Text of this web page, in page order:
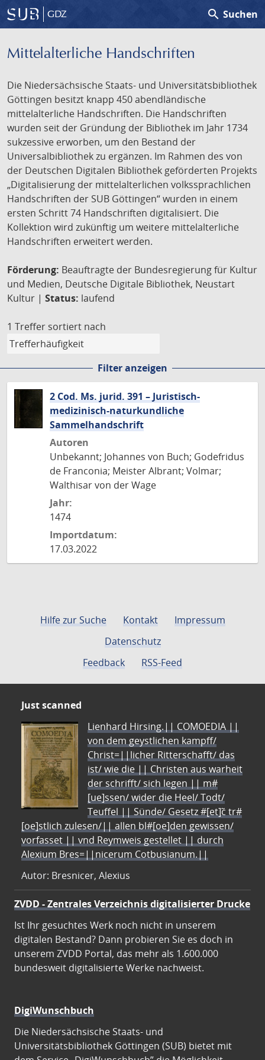
GDZ search Suchen
Mittelalterliche Handschriften
Die Niedersächsische Staats- und Universitätsbibliothek
Göttingen besitzt knapp 450 abendländische
mittelalterliche Handschriften. Die Handschriften
wurden seit der Gründung der Bibliothek im Jahr 1734
sukzessive erworben, um den Bestand der
Universalbibliothek zu ergänzen. Im Rahmen des von
der Deutschen Digitalen Bibliothek geförderten Projekts
„Digitalisierung der mittelalterlichen volkssprachlichen
Handschriften der SUB Göttingen“ wurden in einem
ersten Schritt 74 Handschriften digitalisiert. Die
Kollektion wird zukünftig um weitere mittelalterliche
Handschriften erweitert werden.
Förderung: Beauftragte der Bundesregierung für Kultur
und Medien, Deutsche Digitale Bibliothek, Neustart
Kultur | Status: laufend
1 Treffer sortiert nach
Filter anzeigen
2 Cod. Ms. jurid. 391 – Juristisch-
medizinisch-naturkundliche
Sammelhandschrift
Autoren
Unbekannt; Johannes von Buch; Godefridus
de Franconia; Meister Albrant; Volmar;
Walthisar von der Wage
Jahr:
1474
Importdatum:
17.03.2022
Hilfe zur Suche Kontakt
Impressum
Datenschutz
Feedback
RSS-Feed
Just scanned
Lienhard Hirsing.|| COMOEDIA ||
von dem geystlichen kampff/
Christ=||licher Ritterschafft/ das
ist/ wie die || Christen aus warheit
der schrifft/ sich legen || m#
[ue]ssen/ wider die Heel/ Todt/
Teuffel || Sünde/ Gesetz #[et]c̃ tr#
[oe]stlich zulesen/|| allen bl#[oe]den gewissen/
vorfasset || vnd Reymweis gestellet || durch
Alexium Bres=||nicerum Cotbusianum.||
Autor: Bresnicer, Alexius
ZVDD - Zentrales Verzeichnis digitalisierter Drucke
Ist Ihr gesuchtes Werk noch nicht in unserem
digitalen Bestand? Dann probieren Sie es doch in
unserem ZVDD Portal, das mehr als 1.600.000
bundesweit digitalisierte Werke nachweist.
DigiWunschbuch
Die Niedersächsische Staats- und
Universitätsbibliothek Göttingen (SUB) bietet mit